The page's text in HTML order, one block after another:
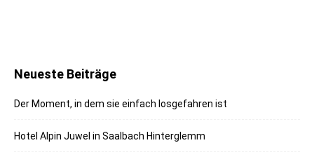
Neueste Beiträge
Der Moment, in dem sie einfach losgefahren ist
Hotel Alpin Juwel in Saalbach Hinterglemm